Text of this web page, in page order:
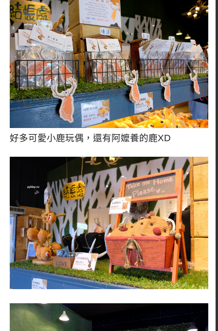
好多可愛小鹿玩偶，還有阿嬤養的鹿XD